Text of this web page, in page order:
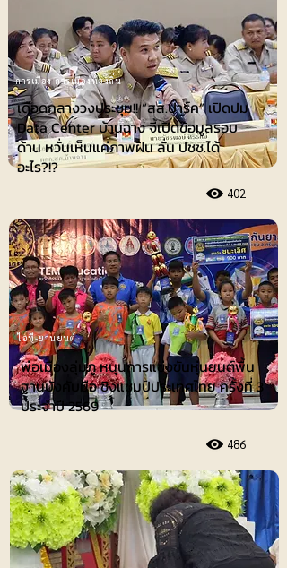
เดือดกลางวงประชุม!! “สส.ปาร์ค” เปิดปม
Data Center บ้านฉาง จี้เปิดข้อมูลรอบ
ด้าน หวั่นเห็นแค่ภาพฝัน ลั่น ปชช.ได้
อะไร?!?
402
การเมือง-การเมืองท้องถิ่น
ไอที-ยานยนต์
พ่อเมืองลุ่มภู หนุนการแข่งขันหุ่นยนต์พื้น
ฐานบังคับมือ ชิงแชมป์ประเทศไทย ครั้งที่ 3
ประจำปี 2569
486